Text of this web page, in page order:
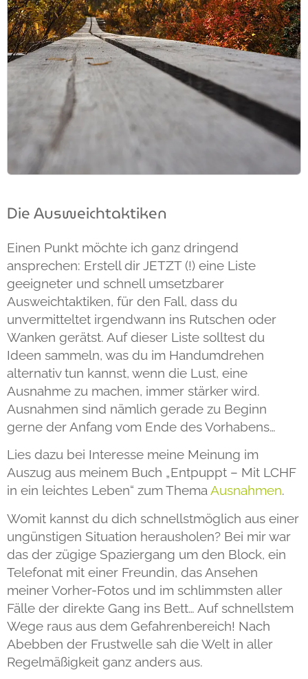
Die Ausweichtaktiken
Einen Punkt möchte ich ganz dringend
ansprechen: Erstell dir JETZT (!) eine Liste
geeigneter und schnell umsetzbarer
Ausweichtaktiken, für den Fall, dass du
unvermitteltet irgendwann ins Rutschen oder
Wanken gerätst. Auf dieser Liste solltest du
Ideen sammeln, was du im Handumdrehen
alternativ tun kannst, wenn die Lust, eine
Ausnahme zu machen, immer stärker wird.
Ausnahmen sind nämlich gerade zu Beginn
gerne der Anfang vom Ende des Vorhabens…
Lies dazu bei Interesse meine Meinung im
Auszug aus meinem Buch „Entpuppt – Mit LCHF
in ein leichtes Leben“ zum Thema Ausnahmen.
Womit kannst du dich schnellstmöglich aus einer
ungünstigen Situation herausholen? Bei mir war
das der zügige Spaziergang um den Block, ein
Telefonat mit einer Freundin, das Ansehen
meiner Vorher-Fotos und im schlimmsten aller
Fälle der direkte Gang ins Bett… Auf schnellstem
Wege raus aus dem Gefahrenbereich! Nach
Abebben der Frustwelle sah die Welt in aller
Regelmäßigkeit ganz anders aus.